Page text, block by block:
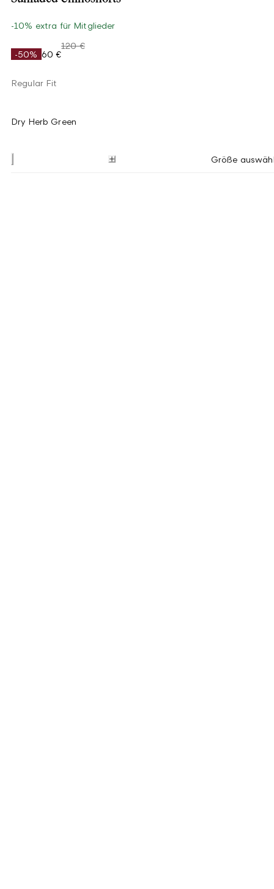
-10% extra für Mitglieder
-50% 60 €
120 €
Regular Fit
Dry Herb Green
Größe